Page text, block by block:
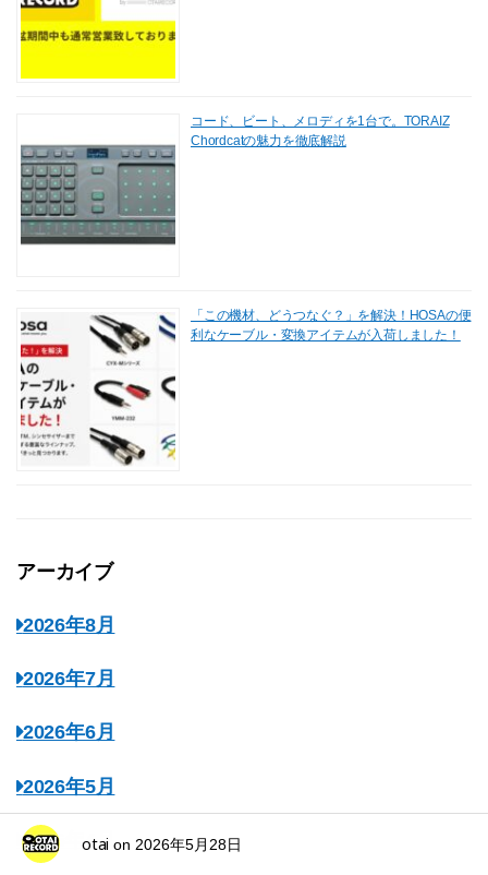
コード、ビート、メロディを1台で。TORAIZ
Chordcatの魅力を徹底解説
「この機材、どうつなぐ？」を解決！HOSAの便
利なケーブル・変換アイテムが入荷しました！
アーカイブ
2026年8月
2026年7月
2026年6月
2026年5月
2026年4月
otai on 2026年5月28日